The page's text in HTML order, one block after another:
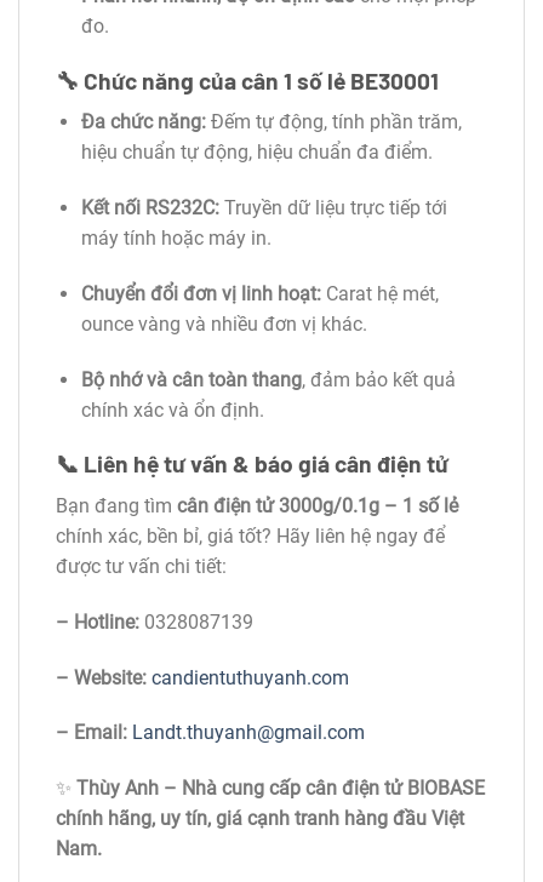
đo.
🔧 Chức năng của cân 1 số lẻ BE30001
Đa chức năng:Đếm tự động, tính phần trăm,
hiệu chuẩn tự động, hiệu chuẩn đa điểm.
Kết nối RS232C:Truyền dữ liệu trực tiếp tới
máy tính hoặc máy in.
Chuyển đổi đơn vị linh hoạt:Carat hệ mét,
ounce vàng và nhiều đơn vị khác.
Bộ nhớ và cân toàn thang, đảm bảo kết quả
chính xác và ổn định.
📞 Liên hệ tư vấn & báo giá cân điện tử
Bạn đang tìm cân điện tử 3000g/0.1g – 1 số lẻ
chính xác, bền bỉ, giá tốt? Hãy liên hệ ngay để
được tư vấn chi tiết:
– Hotline: 0328087139
– Website: candientuthuyanh.com
– Email: Landt.thuyanh@gmail.com
✨ Thùy Anh – Nhà cung cấp cân điện tử BIOBASE
chính hãng, uy tín, giá cạnh tranh hàng đầu Việt
Nam.